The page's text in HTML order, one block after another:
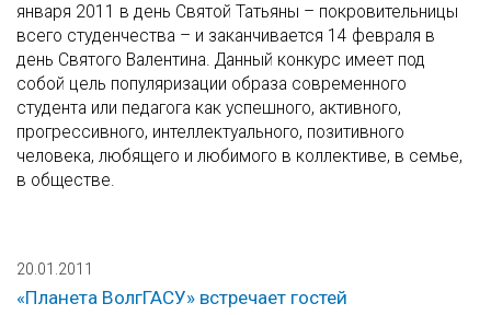
января 2011 в день Святой Татьяны – покровительницы
всего студенчества – и заканчивается 14 февраля в
день Святого Валентина. Данный конкурс имеет под
собой цель популяризации образа современного
студента или педагога как успешного, активного,
прогрессивного, интеллектуального, позитивного
человека, любящего и любимого в коллективе, в семье,
в обществе.
20.01.2011
«Планета ВолгГАСУ» встречает гостей